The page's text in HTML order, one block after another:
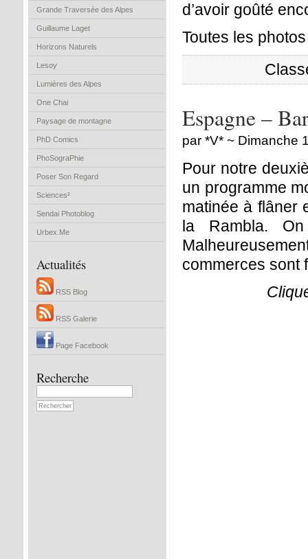
Grande Traversée des Alpes
Guillaume Laget
Horizons Naturels
Lesoy
Lumières des Alpes
One Chai
Paysage de montagne
PhD Comics
PhoSograPhie
Poser Son Regard
Sciences²
Sendai Photoblog
Urbex.Me
Actualités
RSS Blog
RSS Galerie
Page Facebook
Recherche
d’avoir goûté
Toutes les
Espagne –
par *V* ~ Dimanche
Pour notre
un programme
matinée à flâner
la Rambla.
commerces sont